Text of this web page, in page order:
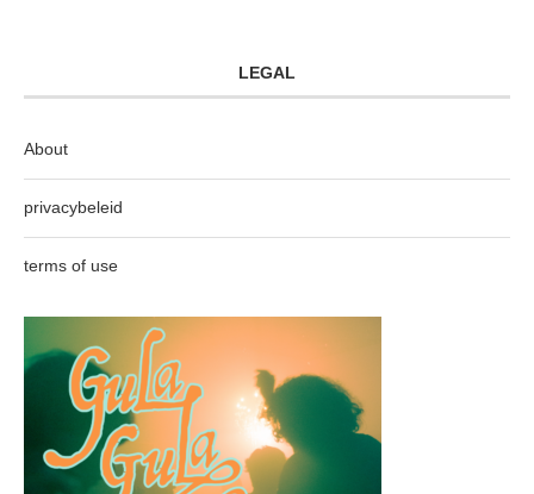
LEGAL
About
privacybeleid
terms of use